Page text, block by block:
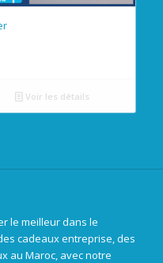
Voir les détails
le meilleur dans le
cadeaux entreprise, des
au Maroc, avec notre